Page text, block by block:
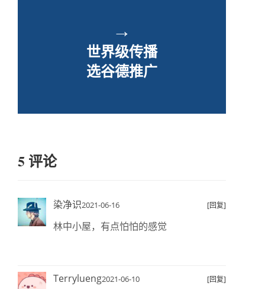
→
世界级传播
选谷德推广
5 评论
染净识2021-06-16 [回复]
林中小屋，有点怕怕的感觉
Terrylueng2021-06-10 [回复]